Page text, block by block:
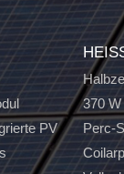
PV
370
Perc-